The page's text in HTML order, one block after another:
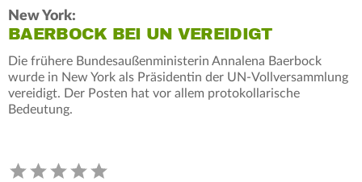
New York:
BAERBOCK BEI UN VEREIDIGT
Die frühere Bundesaußenministerin Annalena Baerbock
wurde in New York als Präsidentin der UN-Vollversammlung
vereidigt. Der Posten hat vor allem protokollarische
Bedeutung.